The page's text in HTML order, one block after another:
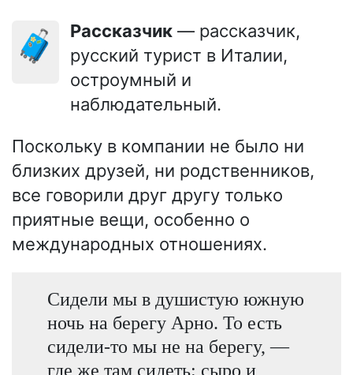
🧳 Рассказчик — рассказчик,
русский турист в Италии,
остроумный и
наблюдательный.
Поскольку в компании не было ни
близких друзей, ни родственников,
все говорили друг другу только
приятные вещи, особенно о
международных отношениях.
Сидели мы в душистую южную
ночь на берегу Арно. То есть
сидели-то мы не на берегу, —
где же там сидеть: сыро и